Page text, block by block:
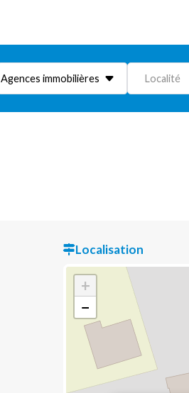
Agences immobilières Localité
Localisation
+
−